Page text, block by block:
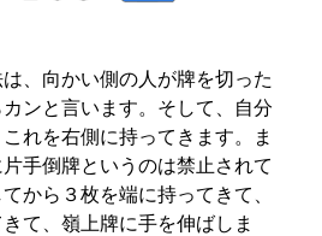
、向かい側の人が牌を切った
ンと言います。そして、自分
れを右側に持ってきます。ま
手倒牌というのは禁止されて
から３枚を端に持ってきて、
て、嶺上牌に手を伸ばしま